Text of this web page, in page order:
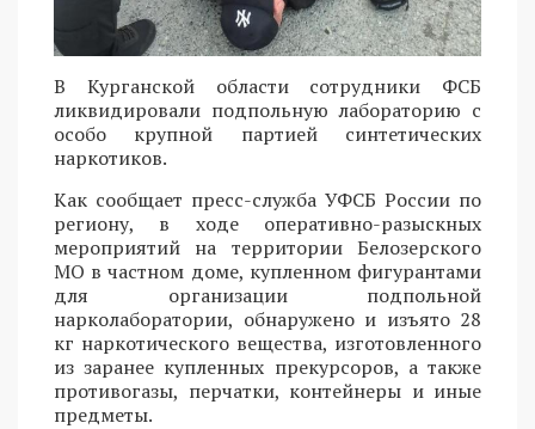
В Курганской области сотрудники ФСБ
ликвидировали подпольную лабораторию с
особо крупной партией синтетических
наркотиков.
Как сообщает пресс-служба УФСБ России по
региону, в ходе оперативно-разыскных
мероприятий на территории Белозерского
МО в частном доме, купленном фигурантами
для организации подпольной
нарколаборатории, обнаружено и изъято 28
кг наркотического вещества, изготовленного
из заранее купленных прекурсоров, а также
противогазы, перчатки, контейнеры и иные
предметы.